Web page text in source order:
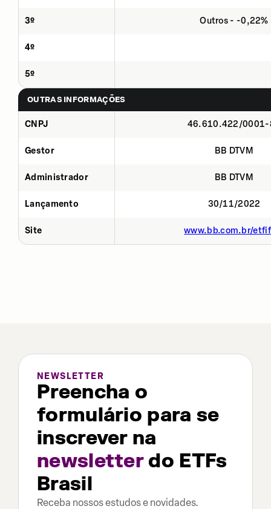
3º Outros - -0,22%
4º
5º
OUTRAS INFORMAÇÕES
CNPJ 46.610.422/0001-
Gestor BB DTVM
Administrador BB DTVM
Lançamento 30/11/2022
Site www.bb.com.br/
NEWSLETTER
Preencha o
formulário para se
inscrever na
newsletterdo ETFs
Brasil
Receba nossos estudos e novidades.